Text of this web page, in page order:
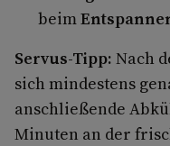
beim
Servus-Tipp: Nach
sich mindestens
anschließende
Minuten an der